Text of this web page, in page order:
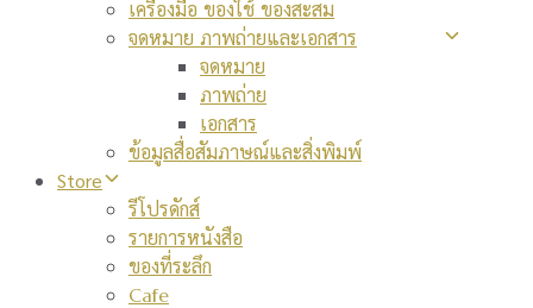
เครื่องมือ ของใช้ ของสะสม
จดหมาย ภาพถ่ายและเอกสาร
จดหมาย
ภาพถ่าย
เอกสาร
ข้อมูลสื่อสัมภาษณ์และสิ่งพิมพ์
Store
รีโปรดักส์
รายการหนังสือ
ของที่ระลึก
Cafe